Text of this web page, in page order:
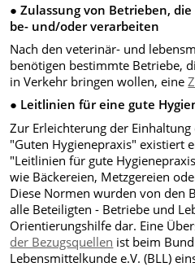
● Zulassung von Betrieben,
be- und/oder verarbeiten
Nach den veterinär- und
benötigen bestimmte Betriebe,
in Verkehr bringen wollen, eine
● Leitlinien für eine gute
Zur Erleichterung der
"Guten Hygienepraxis" existiert
"Leitlinien für gute
wie Bäckereien, Metzgereien
Diese Normen wurden von den
alle Beteiligten - Betriebe und
Orientierungshilfe dar. Eine
der Bezugsquellen ist beim
Lebensmittelkunde e.V. (BLL)